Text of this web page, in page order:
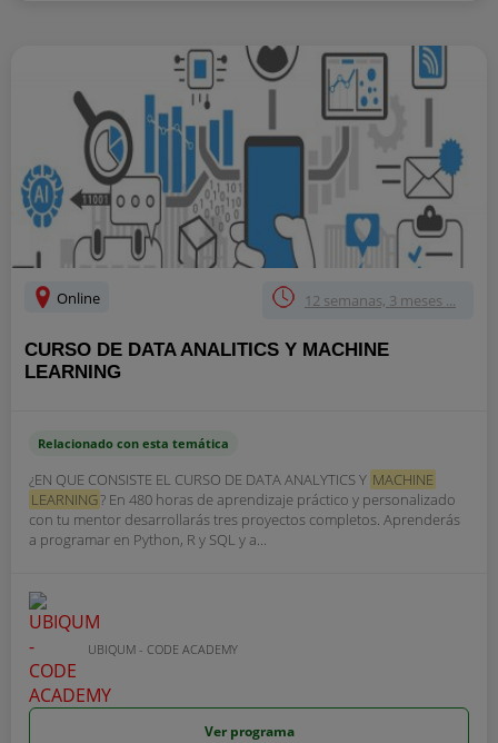
Online 12 semanas, 3 meses ...
CURSO DE DATA ANALITICS Y MACHINE
LEARNING
Relacionado con esta temática
¿EN QUE CONSISTE EL CURSO DE DATA ANALYTICS Y MACHINE
LEARNING? En 480 horas de aprendizaje práctico y personalizado
con tu mentor desarrollarás tres proyectos completos. Aprenderás
a programar en Python, R y SQL y a...
UBIQUM - CODE ACADEMY
Ver programa